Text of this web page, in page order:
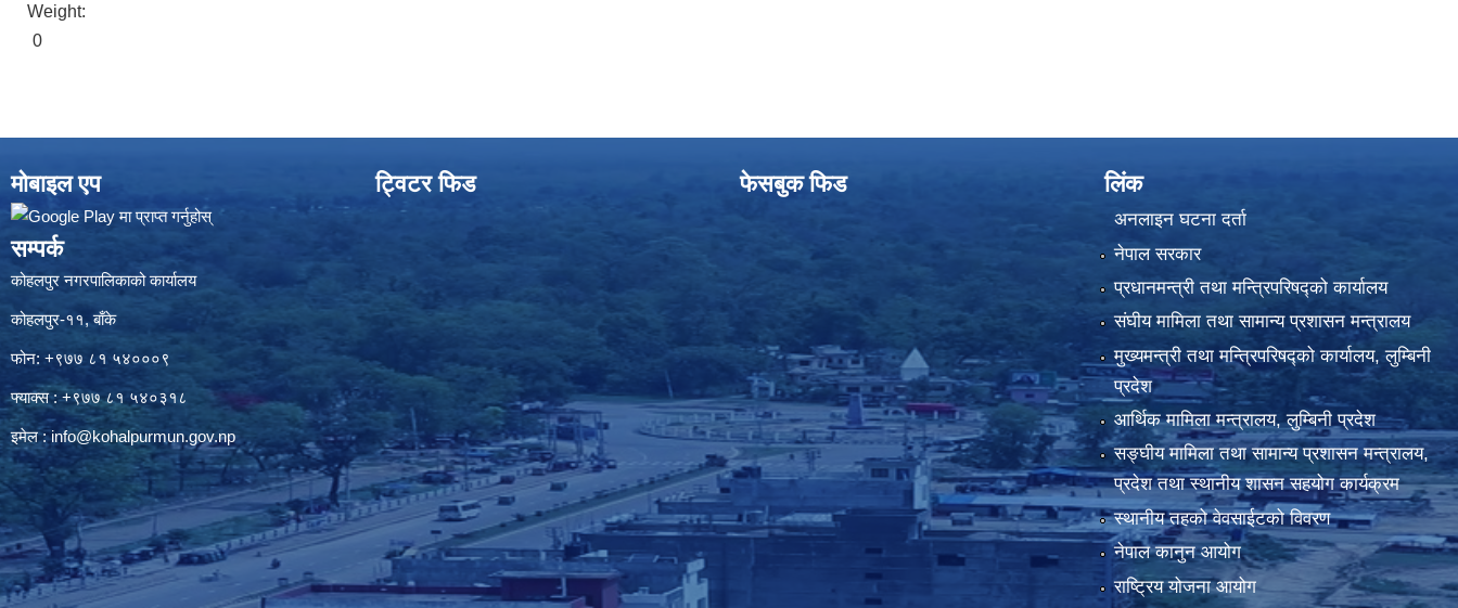
Weight:
0
मोबाइल एप
सम्पर्क
कोहलपुर नगरपालिकाको कार्यालय
कोहलपुर-११, बाँके
फोन: +९७७ ८१ ५४०००९
फ्याक्स : +९७७ ८१ ५४०३१८
इमेल :info@kohalpurmun.gov.np
ट्विटर फिड फेसबुक फिड लिंक
अनलाइन घटना दर्ता
नेपाल सरकार
प्रधानमन्त्री तथा मन्त्रिपरिषद्को कार्यालय
संघीय मामिला तथा सामान्य प्रशासन मन्त्रालय
मुख्यमन्त्री तथा मन्त्रिपरिषद्को कार्यालय, लुम्बिनी
प्रदेश
आर्थिक मामिला मन्त्रालय, लुम्बिनी प्रदेश
सङ्घीय मामिला तथा सामान्य प्रशासन मन्त्रालय,
प्रदेश तथा स्थानीय शासन सहयोग कार्यक्रम
स्थानीय तहको वेवसाईटको विवरण
नेपाल कानुन आयोग
राष्ट्रिय योजना आयोग